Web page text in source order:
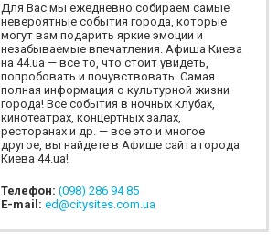
Для Вас мы ежедневно собираем самые
невероятные события города, которые
могут вам подарить яркие эмоции и
незабываемые впечатления. Афиша Киева
на 44.ua — все то, что стоит увидеть,
попробовать и почувствовать. Самая
полная информация о культурной жизни
города! Все события в ночных клубах,
кинотеатрах, концертных залах,
ресторанах и др. — все это и многое
другое, вы найдете в Афише сайта города
Киева 44.ua!
Телефон: (098) 286 94 85
E-mail: ed@citysites.com.ua